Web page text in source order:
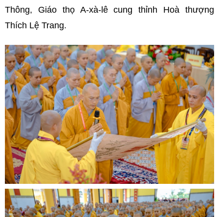
Thông, Giáo thọ A-xà-lê cung thỉnh Hoà thượng
Thích Lệ Trang.